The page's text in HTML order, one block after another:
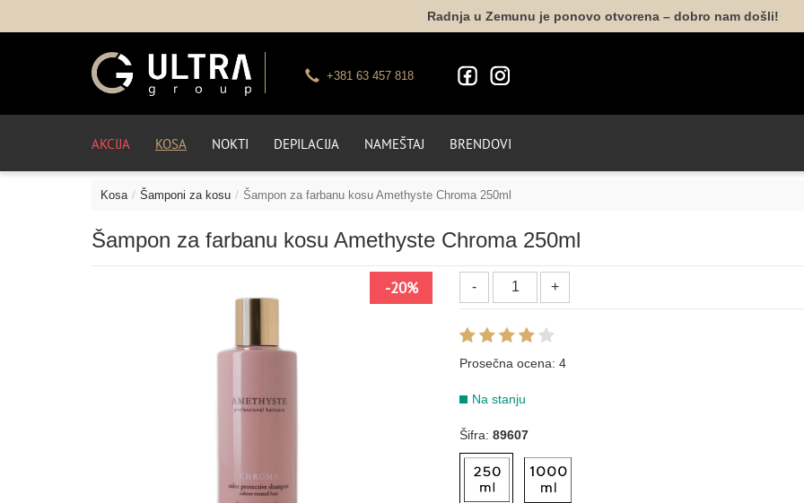
Radnja u Zemunu je ponovo otvorena – dobro nam došli!
+381 63 457 818
AKCIJA KOSA NOKTI DEPILACIJA NAMEŠTAJ BRENDOVI
Kosa Šamponi za kosu Šampon za farbanu kosu Amethyste Chroma 250ml
Šampon za farbanu kosu Amethyste Chroma 250ml
NOVO
-20%
Prosečna ocena:4
Na stanju
Šifra:89607